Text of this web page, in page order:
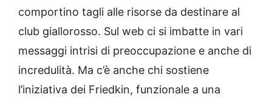
comportino tagli alle risorse da destinare al
club giallorosso. Sul web ci si imbatte in vari
messaggi intrisi di preoccupazione e anche di
incredulità. Ma c’è anche chi sostiene
l’iniziativa dei Friedkin, funzionale a una